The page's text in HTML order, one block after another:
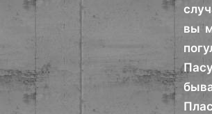
вы